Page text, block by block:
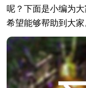
呢？下面是小编为
希望能够帮助到大家